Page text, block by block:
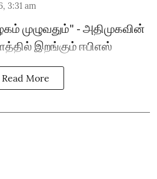
3:31 am
முழுவதும்" - அதிமுகவின்
இறங்கும் ஈபிஎஸ்
Read More